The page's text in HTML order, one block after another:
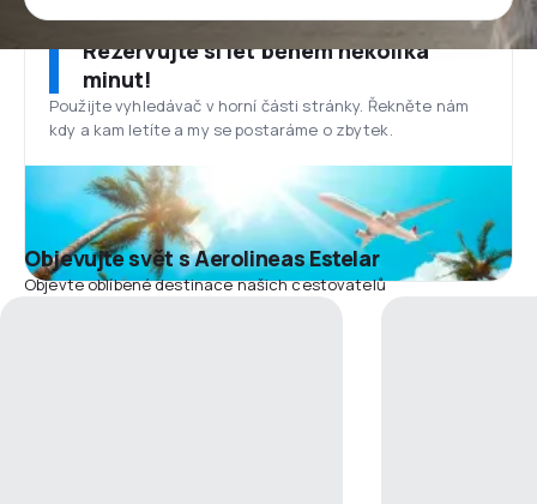
Rezervujte si let během několika
minut!
Použijte vyhledávač v horní části stránky. Řekněte nám
kdy a kam letíte a my se postaráme o zbytek.
Objevujte svět s Aerolineas Estelar
Objevte oblíbené destinace našich cestovatelů